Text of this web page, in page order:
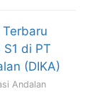
di PT
(DIKA)
Andalan